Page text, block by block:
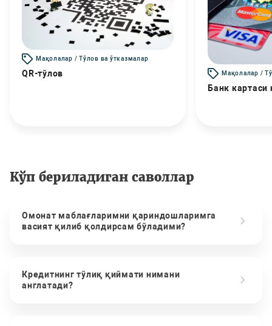
Мақолалар / Тўлов ва ўтказмалар
QR-тўлов Мақолалар /
Банк картаси
Кўп бериладиган саволлар
Омонат маблағларимни қариндошларимга
васият қилиб қолдирсам бўладими?
Кредитнинг тўлиқ қиймати нимани
англатади?